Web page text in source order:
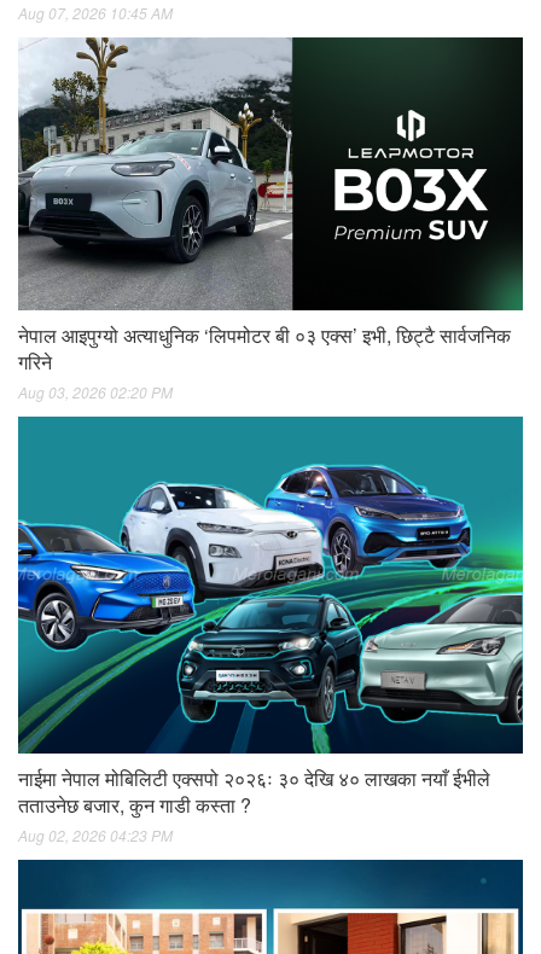
Aug 07, 2026 10:45 AM
नेपाल आइपुग्यो अत्याधुनिक ‘लिपमोटर बी ०३ एक्स’ इभी, छिट्टै सार्वजनिक
गरिने
Aug 03, 2026 02:20 PM
नाईमा नेपाल मोबिलिटी एक्सपो २०२६ः ३० देखि ४० लाखका नयाँ ईभीले
तताउनेछ बजार, कुन गाडी कस्ता ?
Aug 02, 2026 04:23 PM